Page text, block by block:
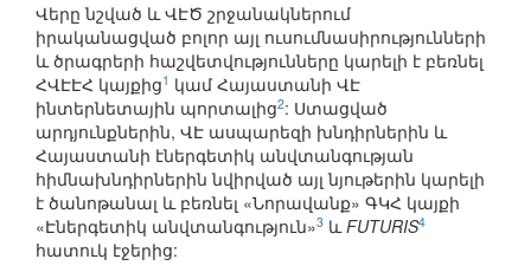
Վերը նշված և ՎԷԾ շրջանակներում
իրականացված բոլոր այլ ուսումնասիրությունների
և ծրագրերի հաշվետվությունները կարելի է բեռնել
ՀՎԷԷՀ կայքից1 կամ Հայաստանի ՎԷ
ինտերնետային պորտալից2: Ստացված
արդյունքներին, ՎԷ ասպարեզի խնդիրներին և
Հայաստանի էներգետիկ անվտանգության
հիմնախնդիրներին նվիրված այլ նյութերին կարելի
է ծանոթանալ և բեռնել «Նորավանք» ԳԿՀ կայքի
«Էներգետիկ անվտանգություն»3 ևFUTURIS4
հատուկ էջերից: